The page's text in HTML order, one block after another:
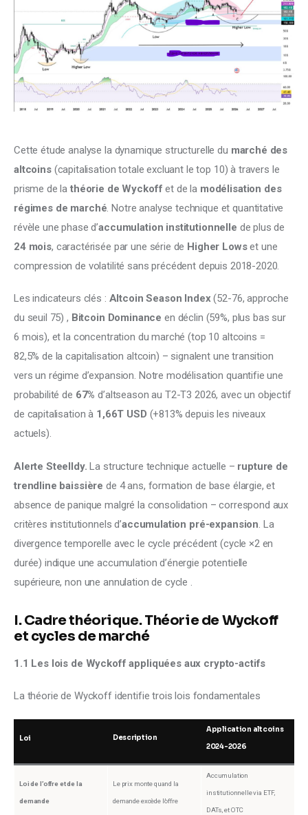
Climate
Markets
Tech
Reports
Shop
Cette étude analyse la dynamique structurelle du marché des
altcoins (capitalisation totale excluant le top 10) à travers le
prisme de la théorie de Wyckoff et de la modélisation des
régimes de marché. Notre analyse technique et quantitative
révèle une phase d’accumulation institutionnelle de plus de
24 mois, caractérisée par une série de Higher Lows et une
compression de volatilité sans précédent depuis 2018-2020.
Les indicateurs clés : Altcoin Season Index (52-76, approche
du seuil 75) , Bitcoin Dominance en déclin (59%, plus bas sur
6 mois), et la concentration du marché (top 10 altcoins =
82,5% de la capitalisation altcoin) – signalent une transition
vers un régime d’expansion. Notre modélisation quantifie une
probabilité de 67% d’altseason au T2-T3 2026, avec un objectif
de capitalisation à 1,66T USD (+813% depuis les niveaux
actuels).
Alerte Steelldy. La structure technique actuelle – rupture de
trendline baissière de 4 ans, formation de base élargie, et
absence de panique malgré la consolidation – correspond aux
critères institutionnels d’accumulation pré-expansion. La
divergence temporelle avec le cycle précédent (cycle ×2 en
durée) indique une accumulation d’énergie potentielle
supérieure, non une annulation de cycle .
I. Cadre théorique. Théorie de Wyckoff
et cycles de marché
1.1 Les lois de Wyckoff appliquées aux crypto-actifs
La théorie de Wyckoff identifie trois lois fondamentales
Loi Description
Application altcoins
2024-2026
Loi de l’offre et de la
demande
Le prix monte quand la
demande excède l’offre
Accumulation
institutionnelle via ETF,
DATs, et OTC